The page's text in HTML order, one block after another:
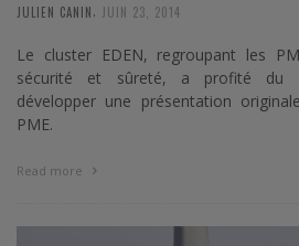
JULIEN CANIN JUIN 23, 2014
Le cluster EDEN, regroupant les
sécurité et sûreté, a profité du
développer une présentation
PME.
Read more